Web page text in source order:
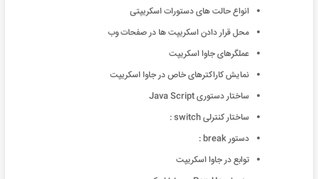
انواع حالت های دستورات اسکريپتی
محل قرار دادن اسکريپت ها در صفحات وب
عملگرهای جاوا اسکريپت
نمايش کاراکترهای خاص در جاوا اسکريپت
ساختار دستوری Java Script
ساختار کنترلی switch :
دستور break :
توابع در جاوا اسکريپت